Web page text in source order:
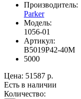
Производитель:
Parker
Модель:
1056-01
Артикул:
B5019P42-40M
5000
Цена: 51587 р.
Есть в наличии
Количество: